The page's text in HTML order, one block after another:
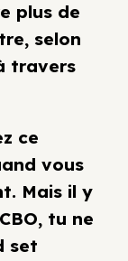
plus de
selon
travers
ce
vous
Mais il y
tu ne
set